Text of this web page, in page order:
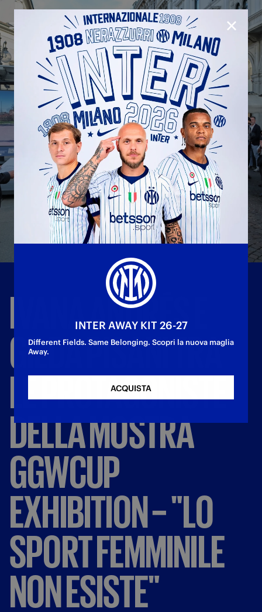
IVANAANDRÉS
GILDAPISANITRA
LEPROTAGONISTE
DELLAMOSTRA
GGWCUP
EXHIBITION–"LO
SPORTFEMMINILE
NONESISTE"
INTER AWAY KIT 26-27
Different Fields. Same Belonging. Scopri la nuova maglia
Away.
ACQUISTA